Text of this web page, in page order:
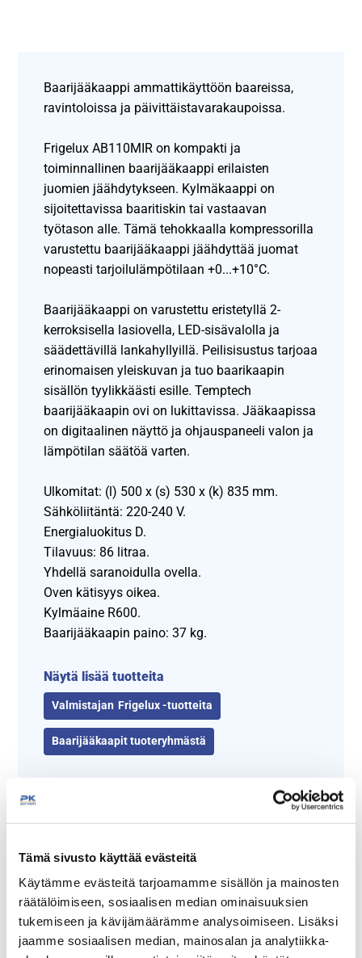
Tämä sivusto käyttää evästeitä
Käytämme evästeitä tarjoamamme sisällön ja mainosten
räätälöimiseen, sosiaalisen median ominaisuuksien
tukemiseen ja kävijämäärämme analysoimiseen. Lisäksi
jaamme sosiaalisen median, mainosalan ja analytiikka-
Baarijääkaappi ammattikäyttöön baareissa,
ravintoloissa ja päivittäistavarakaupoissa.
Frigelux AB110MIR on kompakti ja
toiminnallinen baarijääkaappi erilaisten
juomien jäähdytykseen. Kylmäkaappi on
sijoitettavissa baaritiskin tai vastaavan
työtason alle. Tämä tehokkaalla kompressorilla
varustettu baarijääkaappi jäähdyttää juomat
nopeasti tarjoilulämpötilaan +0...+10°C.
Baarijääkaappi on varustettu eristetyllä 2-
kerroksisella lasiovella, LED-sisävalolla ja
säädettävillä lankahyllyillä. Peilisisustus tarjoaa
erinomaisen yleiskuvan ja tuo baarikaapin
sisällön tyylikkäästi esille. Temptech
baarijääkaapin ovi on lukittavissa. Jääkaapissa
on digitaalinen näyttö ja ohjauspaneeli valon ja
lämpötilan säätöä varten.
Ulkomitat: (l) 500 x (s) 530 x (k) 835 mm.
Sähköliitäntä: 220-240 V.
Energialuokitus D.
Tilavuus: 86 litraa.
Yhdellä saranoidulla ovella.
Oven kätisyys oikea.
Kylmäaine R600.
Baarijääkaapin paino: 37 kg.
Näytä lisää tuotteita
Frigelux -tuotteita
Baarijääkaapit tuoteryhmästä
löytyy ammattikäyttöön tarkoitettuja kylmälaitteita. Yritys on
nykyään osa FRIO-konsernia.